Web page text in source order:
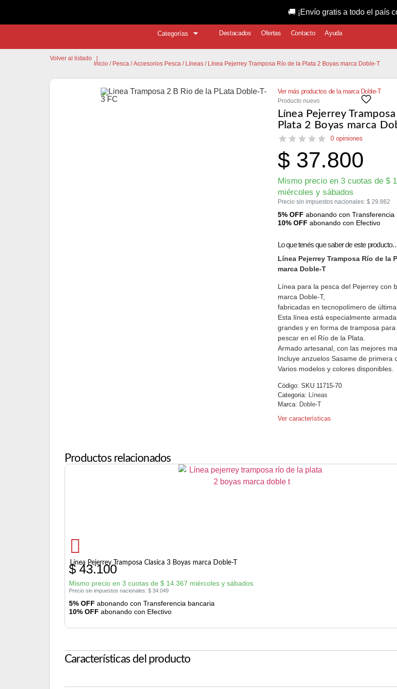
Categorías Destacados Ofertas Contacto Ayuda
Volver al listado
Inicio / Pesca /Accesorios Pesca / Líneas / Línea Pejerrey Tramposa Río de la Plata 2 Boyas marca Doble-T
Ver más productos de la marca Doble-T
Producto nuevo
Línea Pejerrey
Plata 2 Boyas marca
0 opiniones
$37.800
Mismo precio en 3 cuotas de $
miércoles y sábados
Precio sin impuestos nacionales: $29.862
5% OFF abonando con Transferencia
10% OFF abonando con Efectivo
Lo que tenés que saber de este
Línea Pejerrey Tramposa Río de la
marca Doble-T
Línea para la pesca del Pejerrey con
marca Doble-T,
fabricadas en tecnopolímero de última
Esta línea está especialmente
grandes y en forma de tramposa para
pescar en el Río de la Plata.
Armado artesanal, con las mejores
Incluye anzuelos Sasame de primera
Varios modelos y colores disponibles.
Código: SKU 11715-70
Categoria:
Líneas
Marca: Doble-T
Ver características
Productos relacionados
Línea Pejerrey Tramposa Clasica 3 Boyas marca Doble-T
$43.100
Mismo precio en 3 cuotas de $ 14.367 miércoles y sábados
Precio sin impuestos nacionales: $ 34.049
5% OFF abonando con Transferencia bancaria
10% OFF abonando con Efectivo
Características del producto
🚚 ¡Envío gratis a todo el país con